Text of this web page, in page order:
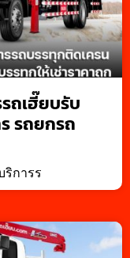
รถเฮี๊ยบรับ
ร รถยกรถ
ริการร